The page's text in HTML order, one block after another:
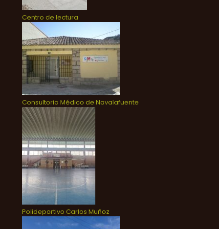
Centro de lectura
Consultorio Médico de Navalafuente
Polideportivo Carlos Muñoz